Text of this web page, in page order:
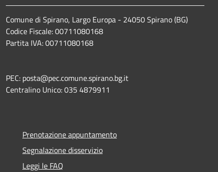
Comune di Spirano, Largo Europa - 24050 Spirano (BG)
Codice Fiscale: 00711080168
Partita IVA: 00711080168
PEC: posta@pec.comune.spirano.bg.it
Centralino Unico: 035 4879911
Prenotazione appuntamento
Segnalazione disservizio
Leggi le FAQ